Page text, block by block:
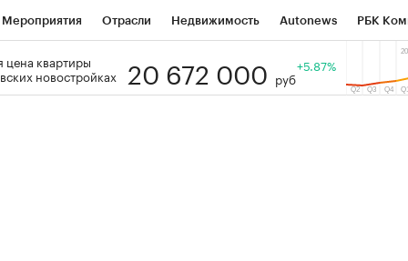
Мероприятия Отрасли Недвижимость Autonews РБК
РБК Образование Тренды
цена квартиры
новостройках
20 672 000 руб
+5.87%